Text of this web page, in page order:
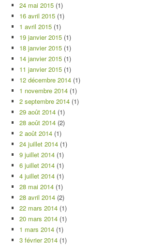
24 mai 2015 (1)
16 avril 2015 (1)
1 avril 2015 (1)
19 janvier 2015 (1)
18 janvier 2015 (1)
14 janvier 2015 (1)
11 janvier 2015 (1)
12 décembre 2014 (1)
1 novembre 2014 (1)
2 septembre 2014 (1)
29 août 2014 (1)
28 août 2014 (2)
2 août 2014 (1)
24 juillet 2014 (1)
9 juillet 2014 (1)
6 juillet 2014 (1)
4 juillet 2014 (1)
28 mai 2014 (1)
28 avril 2014 (2)
22 mars 2014 (1)
20 mars 2014 (1)
1 mars 2014 (1)
3 février 2014 (1)